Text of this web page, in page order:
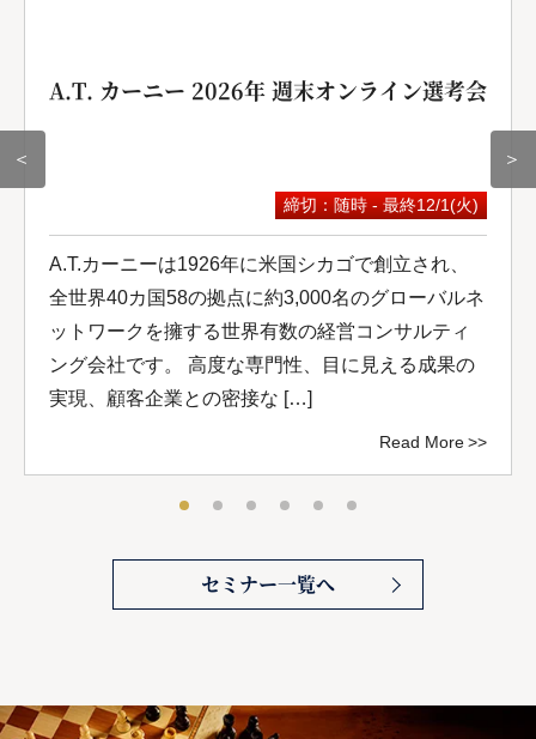
＜
A.T. カーニー 2026年 週末オンライン選考会
締切：随時 - 最終12/1(火)
A.T.カーニーは1926年に米国シカゴで創立され、
全世界40カ国58の拠点に約3,000名のグローバルネ
ットワークを擁する世界有数の経営コンサルティ
ング会社です。 高度な専門性、目に見える成果の
実現、顧客企業との密接な […]
Read More
＞
セミナー一覧へ